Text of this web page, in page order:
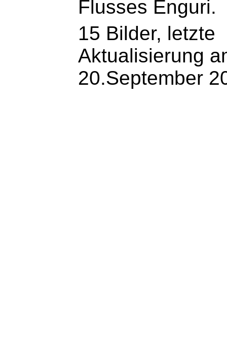
Flusses Enguri.
15 Bilder, letzte
Aktualisierung
20.September